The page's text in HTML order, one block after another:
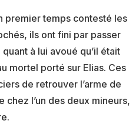
premier temps contesté les
ils ont fini par passer
à lui avoué qu’il était
mortel porté sur Elias. Ces
de retrouver l’arme de
chez l’un des deux mineurs,